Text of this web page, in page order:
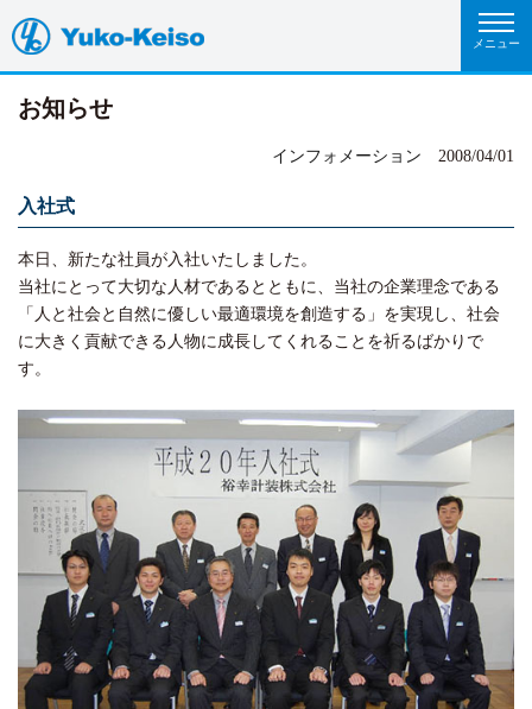
お知らせ
インフォメーション 2008/04/01
入社式
本日、新たな社員が入社いたしました。
当社にとって大切な人材であるとともに、当社の企業理念である
「人と社会と自然に優しい最適環境を創造する」を実現し、社会
に大きく貢献できる人物に成長してくれることを祈るばかりで
す。